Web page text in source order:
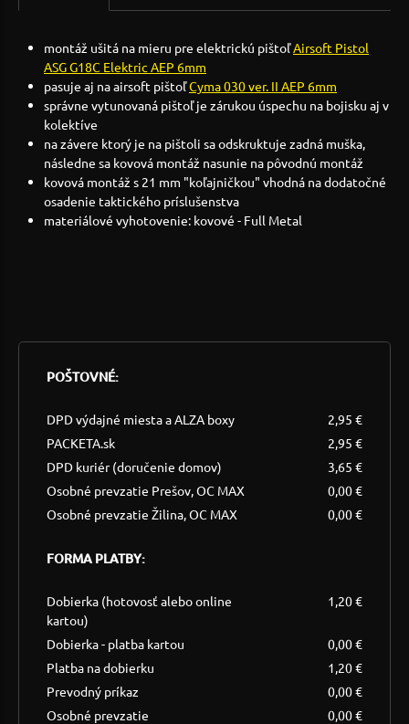
montáž ušitá na mieru pre elektrickú pištoľAirsoft Pistol
ASG G18C Elektric AEP 6mm
pasuje aj na airsoft pištoľCyma 030 ver. II AEP 6mm
správne vytunovaná pištoľ je zárukou úspechu na bojisku aj v
kolektíve
na závere ktorý je na pištoli sa odskruktuje zadná muška,
následne sa kovová montáž nasunie na pôvodnú montáž
kovová montáž s 21 mm "koľajničkou" vhodná na dodatočné
osadenie taktického príslušenstva
materiálové vyhotovenie: kovové - Full Metal
POŠTOVNÉ:
DPD výdajné miesta a ALZA boxy
2,95 €
PACKETA.sk
2,95 €
DPD kuriér (doručenie domov)
3,65 €
Osobné prevzatie Prešov, OC MAX
0,00 €
Osobné prevzatie Žilina, OC MAX
0,00 €
FORMA PLATBY:
Dobierka (hotovosť alebo online
kartou)
1,20 €
Dobierka - platba kartou
0,00 €
Platba na dobierku
1,20 €
Prevodný príkaz
0,00 €
Osobné prevzatie
0,00 €